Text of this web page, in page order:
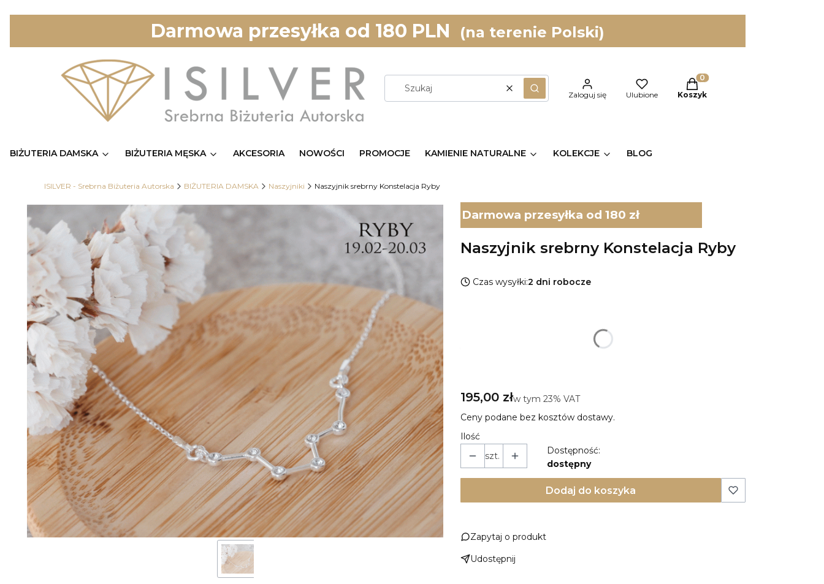
Darmowa przesyłka od 180 PLN (na terenie Polski)
WyczyśćSzukaj Zaloguj się Ulubione
Produkty w koszyku: 0.
Koszyk
BIŻUTERIA DAMSKA BIŻUTERIA MĘSKA AKCESORIA NOWOŚCI PROMOCJE KAMIENIE NATURALNE KOLEKCJE BLOG
ISILVER - Srebrna Biżuteria Autorska BIŻUTERIA DAMSKA Naszyjniki Naszyjnik srebrny Konstelacja Ryby
Darmowa przesyłka od 180 zł
Naszyjnik srebrny Konstelacja Ryby
Czas wysyłki:2 dni robocze
Cena
195,00 złw tym 23% VAT
w tym23% VAT
Ceny podane bez kosztów dostawy.
Ilość
szt.
Dostępność:
dostępny
Dodaj do koszyka
Zapytaj o produkt
Udostępnij